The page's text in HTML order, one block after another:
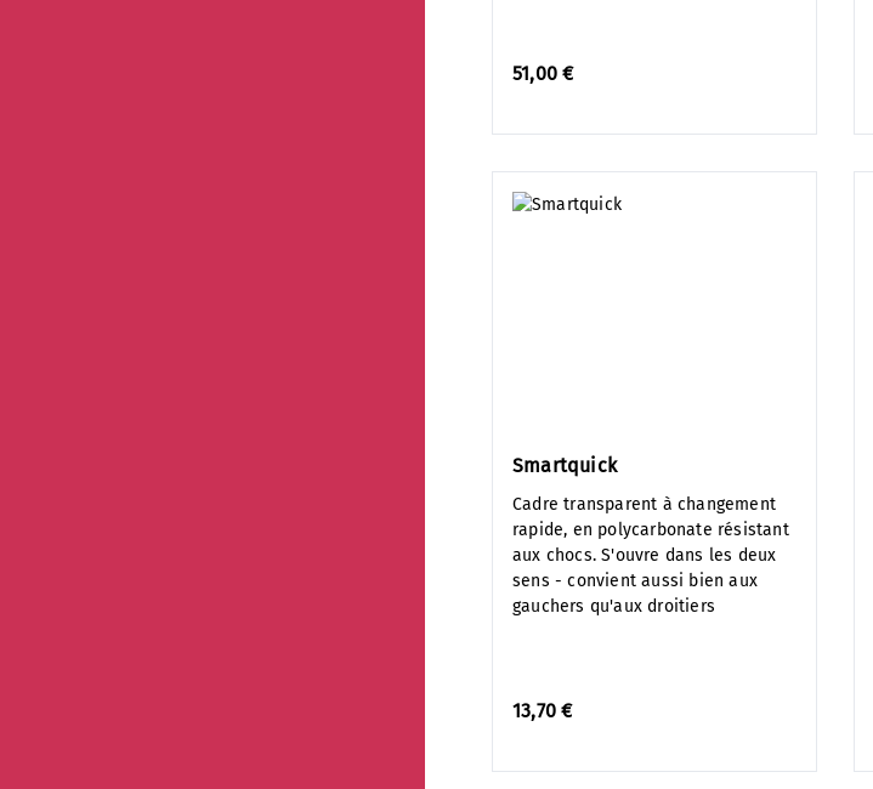
51,00 €
Smartquick
Cadre transparent à changement
rapide, en polycarbonate résistant
aux chocs. S'ouvre dans les deux
sens - convient aussi bien aux
gauchers qu'aux droitiers
13,70 €